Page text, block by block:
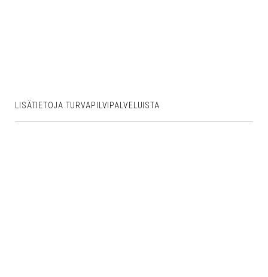
LISÄTIETOJA TURVAPILVIPALVELUISTA